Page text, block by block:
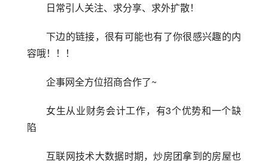
日常引人关注、求分享、求外扩散！
下边的链接，很有可能也有了你很感兴趣的内
容哦！！！
企事网全方位招商合作了~
女生从业财务会计工作，有3个优势和一个缺
陷
互联网技术大数据时期，炒房团拿到的房屋也